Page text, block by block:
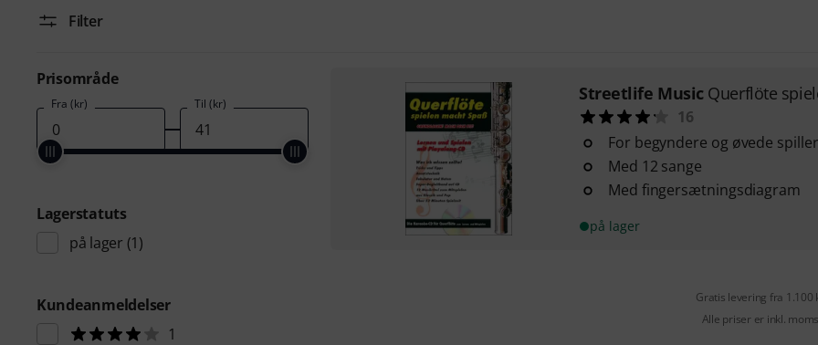
Filter
Prisområde
Fra (kr) Til (kr)
Lagerstatuts
på lager (1)
Kundeanmeldelser
1
Streetlife Music Querflöte
16
For begyndere og øvede
Med 12 sange
Med fingersætningsdiagram
på lager
Gratis levering fra 1.100
Alle priser er inkl. moms